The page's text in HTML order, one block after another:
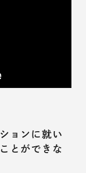
ョンに就い
とができな